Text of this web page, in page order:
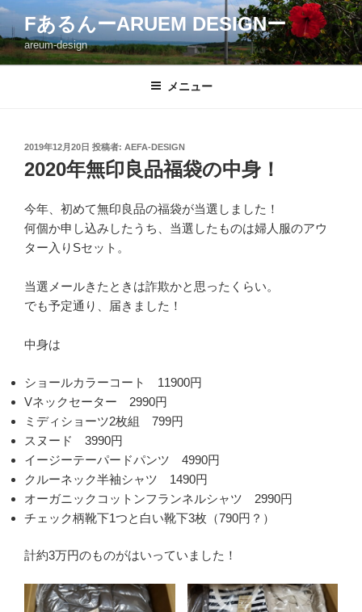
コ
テ
ン
FあるんーARUEM DESIGNー
areum-design
メニュー
投
稿
日:
2019年12月20日 投稿者: AEFA-DESIGN
2020年無印良品福袋の中身！
今年、初めて無印良品の福袋が当選しました！
何個か申し込みしたうち、当選したものは婦人服のアウ
ター入りSセット。
当選メールきたときは詐欺かと思ったくらい。
でも予定通り、届きました！
中身は
ショールカラーコート 11900円
Vネックセーター 2990円
ミディショーツ2枚組 799円
スヌード 3990円
イージーテーパードパンツ 4990円
クルーネック半袖シャツ 1490円
オーガニックコットンフランネルシャツ 2990円
チェック柄靴下1つと白い靴下3枚（790円？）
計約3万円のものがはいっていました！